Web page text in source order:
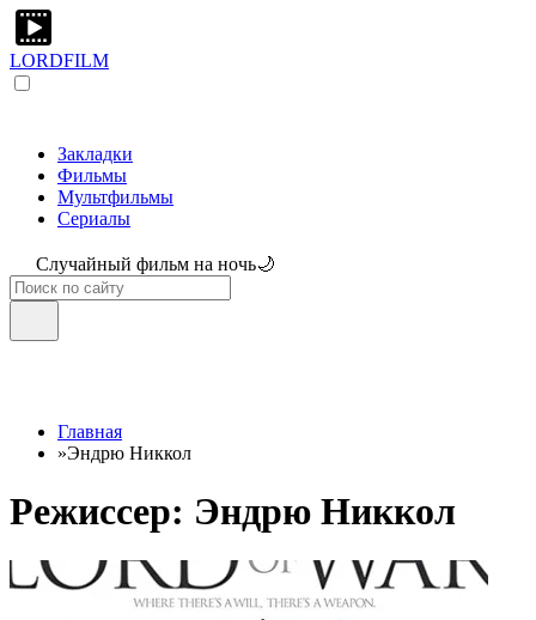
LORDFILM
Закладки
Фильмы
Мультфильмы
Сериалы
Случайный фильм на ночь🌙
Главная
»Эндрю Никкол
Режиссер: Эндрю Никкол